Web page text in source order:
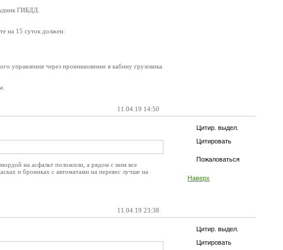
ГИБДД.
на 15 суток должен:
управления через проникновение в кабину грузовика
11.04.19 14:50
Цитир. выдел.
Цитировать
Пожаловаться
Наверх
на асфальт положили, а рядом с ним все
и брониках с автоматами на перевес лучше на
11.04.19 23:38
Цитир. выдел.
Цитировать